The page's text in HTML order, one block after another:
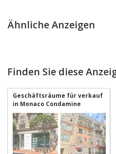
Ähnliche Anzeigen
Finden Sie diese
Geschäftsräume für verkauf
in Monaco Condamine